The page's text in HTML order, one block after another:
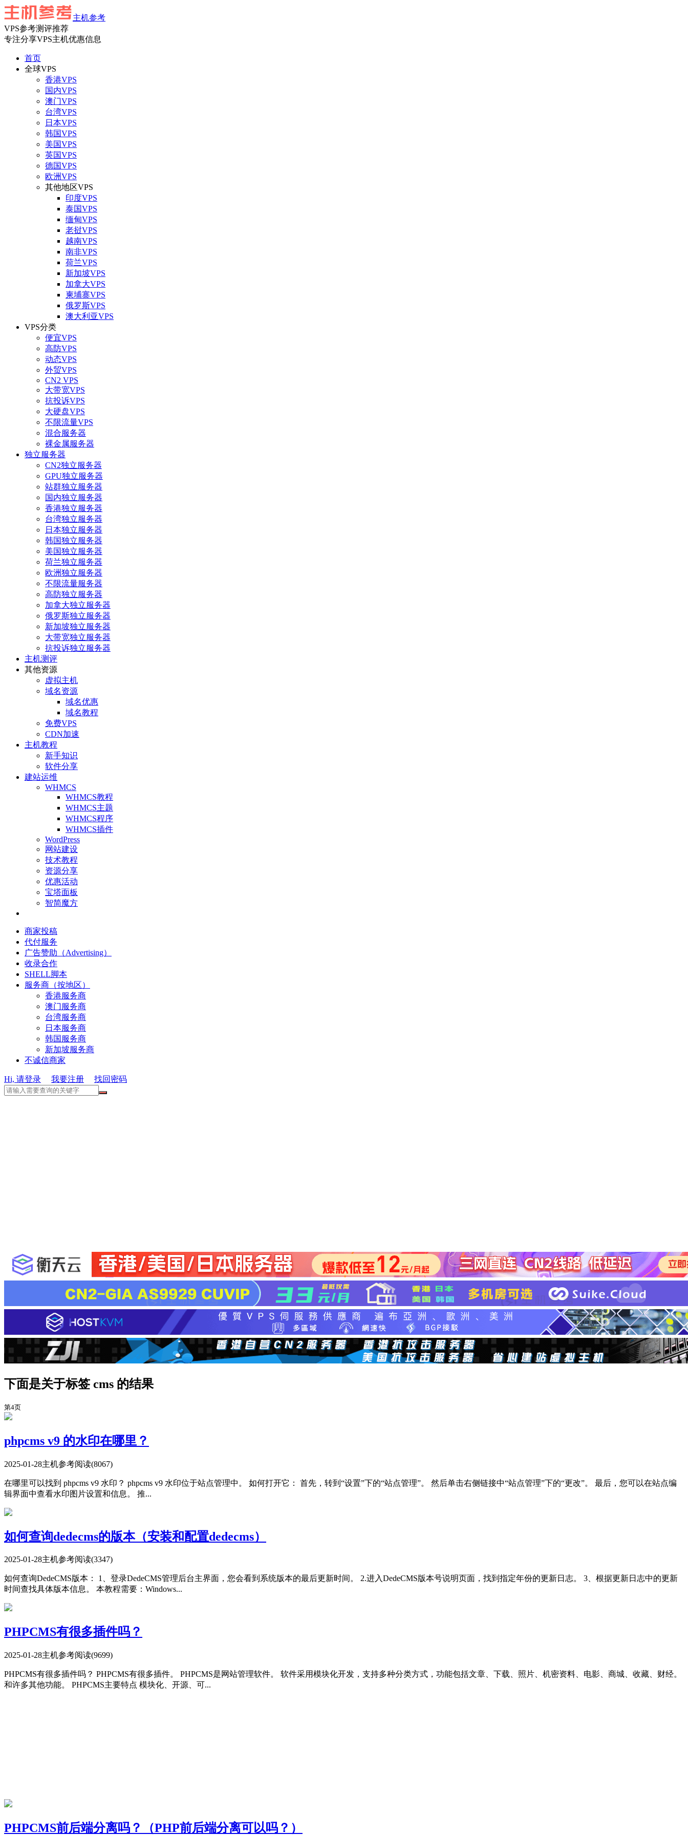
主机参考
VPS参考测评推荐
专注分享VPS主机优惠信息
首页
全球VPS
香港VPS
国内VPS
澳门VPS
台湾VPS
日本VPS
韩国VPS
美国VPS
英国VPS
德国VPS
欧洲VPS
其他地区VPS
印度VPS
泰国VPS
缅甸VPS
老挝VPS
越南VPS
南非VPS
荷兰VPS
新加坡VPS
加拿大VPS
柬埔寨VPS
俄罗斯VPS
澳大利亚VPS
VPS分类
便宜VPS
高防VPS
动态VPS
外贸VPS
CN2 VPS
大带宽VPS
抗投诉VPS
大硬盘VPS
不限流量VPS
混合服务器
裸金属服务器
独立服务器
CN2独立服务器
GPU独立服务器
站群独立服务器
国内独立服务器
香港独立服务器
台湾独立服务器
日本独立服务器
韩国独立服务器
美国独立服务器
荷兰独立服务器
欧洲独立服务器
不限流量服务器
高防独立服务器
加拿大独立服务器
俄罗斯独立服务器
新加坡独立服务器
大带宽独立服务器
抗投诉独立服务器
主机测评
其他资源
虚拟主机
域名资源
域名优惠
域名教程
免费VPS
CDN加速
主机教程
新手知识
软件分享
建站运维
WHMCS
WHMCS教程
WHMCS主题
WHMCS程序
WHMCS插件
WordPress
网站建设
技术教程
资源分享
优惠活动
宝塔面板
智简魔方
商家投稿
代付服务
广告赞助（Advertising）
收录合作
SHELL脚本
服务商（按地区）
香港服务商
澳门服务商
台湾服务商
日本服务商
韩国服务商
新加坡服务商
不诚信商家
Hi, 请登录 我要注册 找回密码
下面是关于标签 cms 的结果
第4页
phpcms v9 的水印在哪里？
2025-01-28主机参考阅读(8067)
在哪里可以找到 phpcms v9 水印？ phpcms v9 水印位于站点管理中。 如何打开它： 首先，转到“设置”下的“站点管理”。 然后单击右侧链接中“站点管理”下的“更改”。 最后，您可以在站点编
辑界面中查看水印图片设置和信息。 推...
如何查询dedecms的版本（安装和配置dedecms）
2025-01-28主机参考阅读(3347)
如何查询DedeCMS版本： 1、登录DedeCMS管理后台主界面，您会看到系统版本的最后更新时间。 2.进入DedeCMS版本号说明页面，找到指定年份的更新日志。 3、根据更新日志中的更新
时间查找具体版本信息。 本教程需要：Windows...
PHPCMS有很多插件吗？
2025-01-28主机参考阅读(9699)
PHPCMS有很多插件吗？ PHPCMS有很多插件。 PHPCMS是网站管理软件。 软件采用模块化开发，支持多种分类方式，功能包括文章、下载、照片、机密资料、电影、商城、收藏、财经。
和许多其他功能。 PHPCMS主要特点 模块化、开源、可...
PHPCMS前后端分离吗？（PHP前后端分离可以吗？）